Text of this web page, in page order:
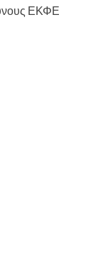
ΕΚΦΕ